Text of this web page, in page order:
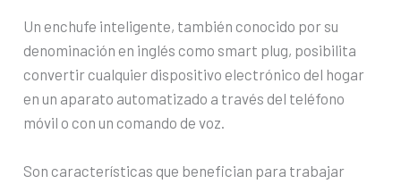
Un enchufe inteligente, también conocido por su
denominación en inglés como smart plug, posibilita
convertir cualquier dispositivo electrónico del hogar
en un aparato automatizado a través del teléfono
móvil o con un comando de voz.
Son características que benefician para trabajar